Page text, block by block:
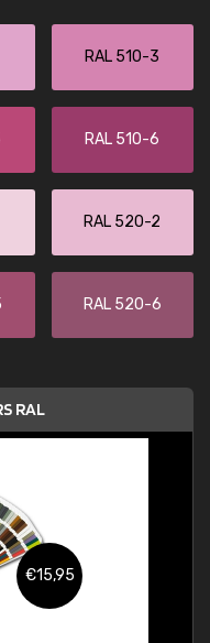
RAL 510-3
RAL 510-6
RAL 520-2
RAL 520-6
RAL
€15,95